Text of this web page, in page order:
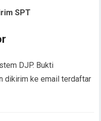
SPT
DJP. Bukti
dikirim ke email terdaftar